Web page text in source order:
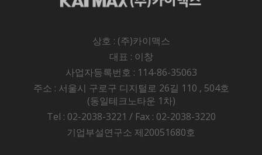
상호 : (주)카이맥스
대표 : 이창
사업자등록번호 : 114-86-35063
주소 : 서울시 구로구 디지털로 26길 110 , 504호
(동일테크노타운 1차)
Tel : 02-2038-3221 / Fax : 02-2038-3220
기업부설연구소 제20051680호